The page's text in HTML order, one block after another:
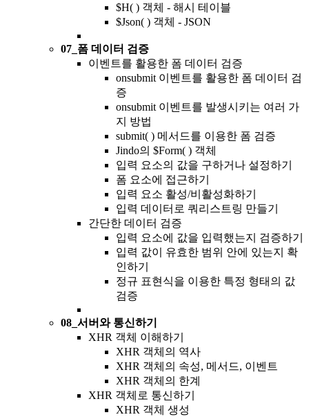
$H( ) 객체 - 해시 테이블
$Json( ) 객체 - JSON
07_폼 데이터 검증
이벤트를 활용한 폼 데이터 검증
onsubmit 이벤트를 활용한 폼 데이터 검
증
onsubmit 이벤트를 발생시키는 여러 가
지 방법
submit( ) 메서드를 이용한 폼 검증
Jindo의 $Form( ) 객체
입력 요소의 값을 구하거나 설정하기
폼 요소에 접근하기
입력 요소 활성/비활성화하기
입력 데이터로 쿼리스트링 만들기
간단한 데이터 검증
입력 요소에 값을 입력했는지 검증하기
입력 값이 유효한 범위 안에 있는지 확
인하기
정규 표현식을 이용한 특정 형태의 값
검증
08_서버와 통신하기
XHR 객체 이해하기
XHR 객체의 역사
XHR 객체의 속성, 메서드, 이벤트
XHR 객체의 한계
XHR 객체로 통신하기
XHR 객체 생성